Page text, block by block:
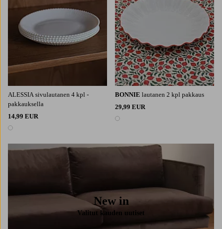
ALESSIA sivulautanen 4 kpl -
pakkauksella
14,99 EUR
1 väri
BONNIE lautanen 2 kpl pakkaus
29,99 EUR
1 väri
New in
Valitut kauden uutiset